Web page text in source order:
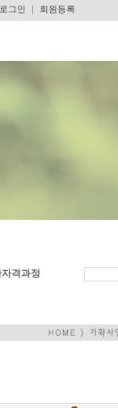
격과정
로그인 회원등록